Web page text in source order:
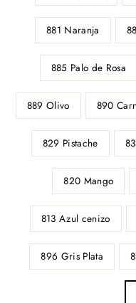
881 Naranja
885 Palo de Rosa
889 Olivo 890
829 Pistache
820 Mango
813 Azul cenizo
896 Gris Plata